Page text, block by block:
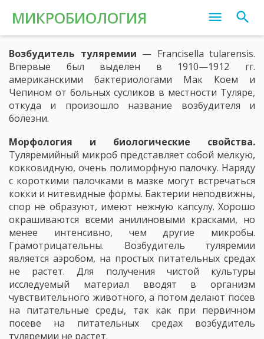
МИКРОБИОЛОГИЯ
Возбудитель туляремии — Francisella tularensis.
Впервые был выделен в 1910—1912 гг.
американскими бактериологами Мак Коем и
Чепином от больных сусликов в местности Туляре,
откуда и произошло название возбудителя и
болезни.
Морфология и биологические свойства.
Туляремийный микроб представляет собой мелкую,
кокковидную, очень полиморфную палочку. Наряду
с короткими палочками в мазке могут встречаться
кокки и нитевидные формы. Бактерии неподвижны,
спор не образуют, имеют нежную капсулу. Хорошо
окрашиваются всеми анилиновыми красками, но
менее интенсивно, чем другие микробы.
Грамотрицательны. Возбудитель туляремии
является аэробом, на простых питательных средах
не растет. Для получения чистой культуры
исследуемый материал вводят в организм
чувствительного животного, а потом делают посев
на питательные среды, так как при первичном
посеве на питательных средах возбудитель
туляремии не растет.